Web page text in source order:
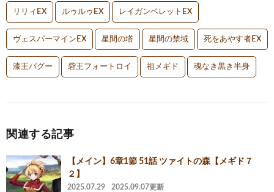
リリィEX ルゥルゥEX レイガンベレットEX
ヴェスパーマインEX 星間の塔 星間の禁域 死をあやす者EX
漆王バグー 砦王フォートロイ 祖メギド 魂なき黒き半身
関連する記事
【メイン】6章1節 51話 ツァイトの森【メギド７
２】
2025.07.29 2025.09.07更新